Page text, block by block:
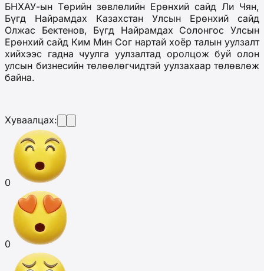
БНХАУ-ын Төрийн зөвлөлийн Ерөнхий сайд Ли Чян,
Бүгд Найрамдах Казахстан Улсын Ерөнхий сайд
Олжас Бектенов, Бүгд Найрамдах Солонгос Улсын
Ерөнхий сайд Ким Мин Сог нартай хоёр талын уулзалт
хийхээс гадна чуулга уулзалтад оролцож буй олон
улсын бизнесийн төлөөлөгчидтэй уулзахаар төлөвлөж
байна.
Хуваалцах:
0
0